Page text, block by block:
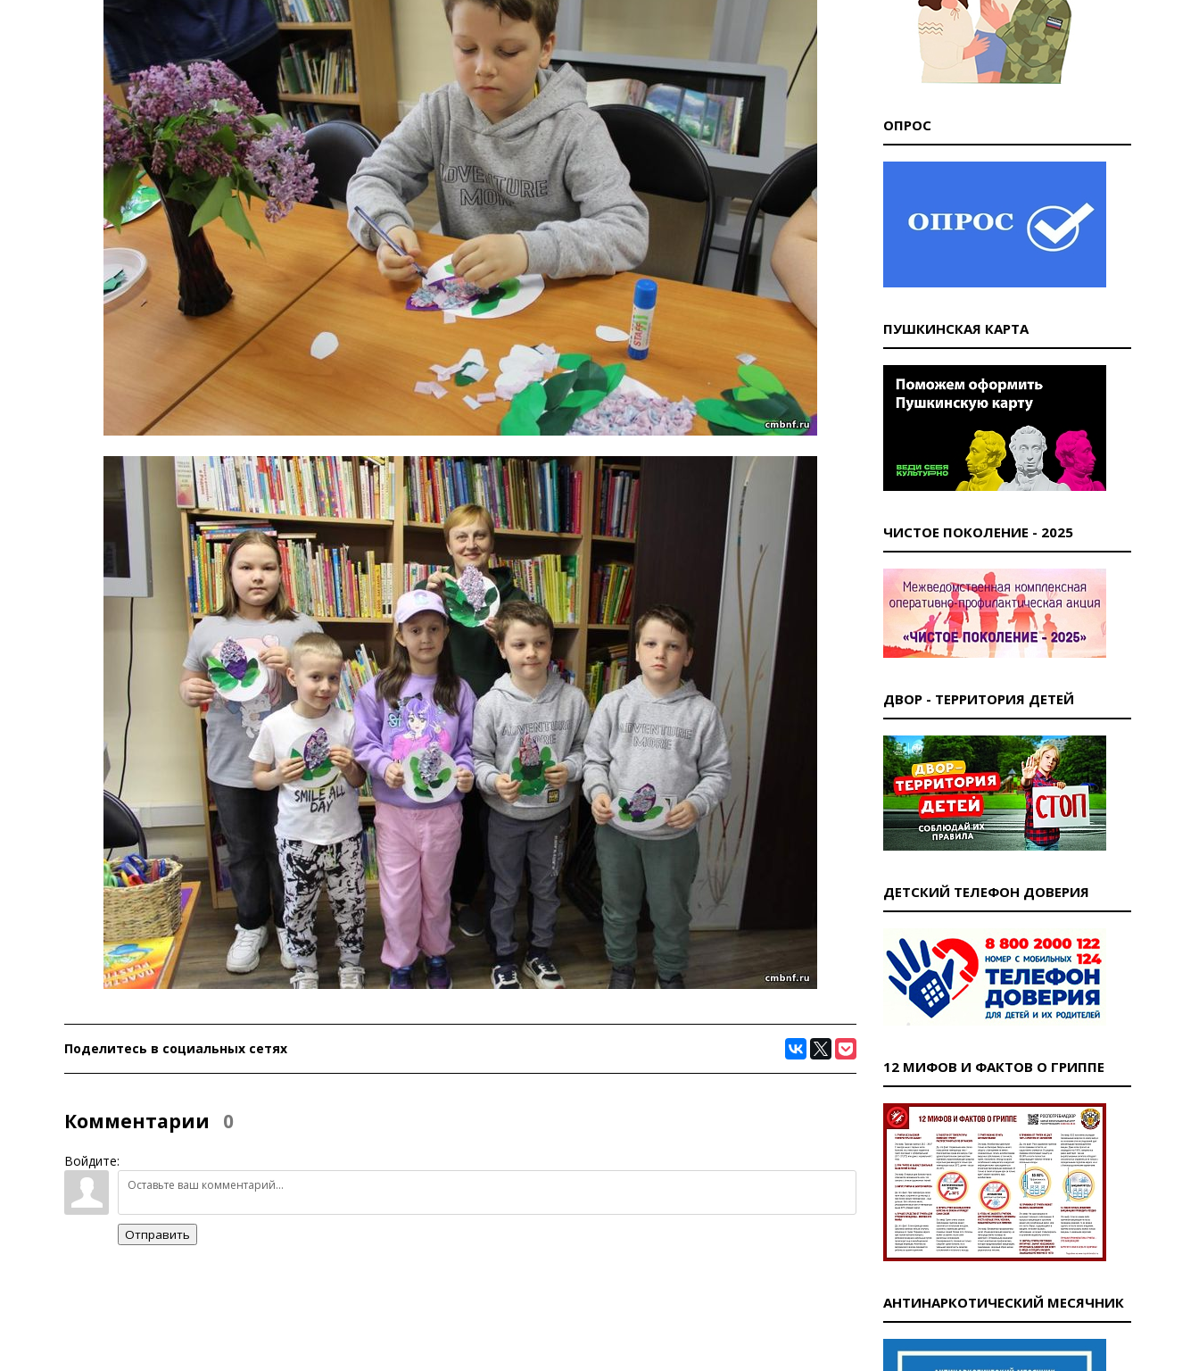
Поделитесь в социальных сетях
Комментарии 0
Войдите:
Отправить
ОПРОС
ПУШКИНСКАЯ КАРТА
ЧИСТОЕ ПОКОЛЕНИЕ - 2025
ДВОР - ТЕРРИТОРИЯ ДЕТЕЙ
ДЕТСКИЙ ТЕЛЕФОН ДОВЕРИЯ
12 МИФОВ И ФАКТОВ О ГРИППЕ
АНТИНАРКОТИЧЕСКИЙ МЕСЯЧНИК